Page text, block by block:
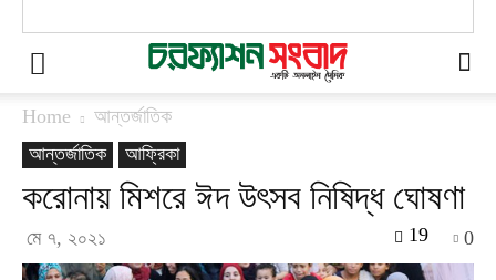
Home
আন্তর্জাতিক
আন্তর্জাতিক
আফ্রিকা
করোনায় মিশরে ঈদ উৎসব নিষিদ্ধ ঘোষণা
মে ৭, ২০২১ 0
19